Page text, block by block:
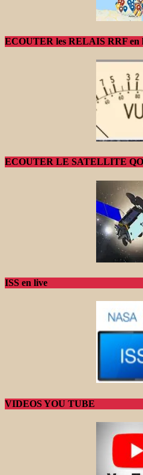
ECOUTER les RELAIS RRF en
ECOUTER LE SATELLITE
ISS en live
VIDEOS YOU TUBE